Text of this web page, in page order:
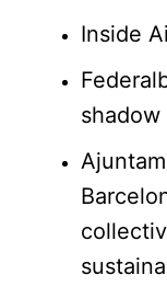
Inside
shadow